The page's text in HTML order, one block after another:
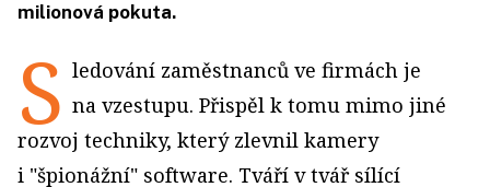
milionová pokuta.
S ledování zaměstnanců ve firmách je
na vzestupu. Přispěl k tomu mimo jiné
rozvoj techniky, který zlevnil kamery
i "špionážní" software. Tváří v tvář sílící